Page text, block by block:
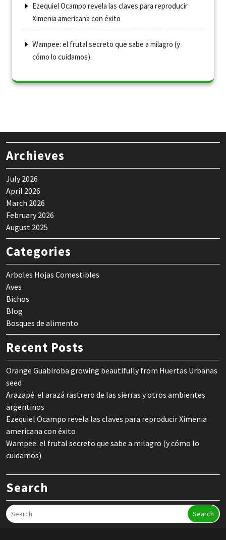
Ezequiel Ocampo revela las claves para reproducir
Ximenia americana con éxito
Wampee: el frutal secreto que sabe a milagro (y
cómo lo cuidamos)
Archieves
July 2026
April 2026
March 2026
February 2026
August 2025
Categories
Arboles Hojas Comestibles
Aves
Bichos
Blog
Bosques de alimento
Recent Posts
Orange Guabiroba growing beautifully from Huertas Urbanas
seed
Arazapé: el arazá rastrero de las sierras y otros ambientes
argentinos
Ezequiel Ocampo revela las claves para reproducir Ximenia
americana con éxito
Wampee: el frutal secreto que sabe a milagro (y cómo lo
cuidamos)
Search
Search